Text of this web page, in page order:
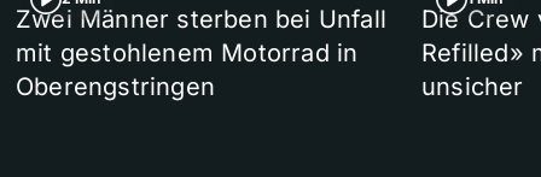
Zwei Männer sterben bei Unfall
mit gestohlenem Motorrad in
Oberengstringen
Die Crew
Refilled»
unsicher